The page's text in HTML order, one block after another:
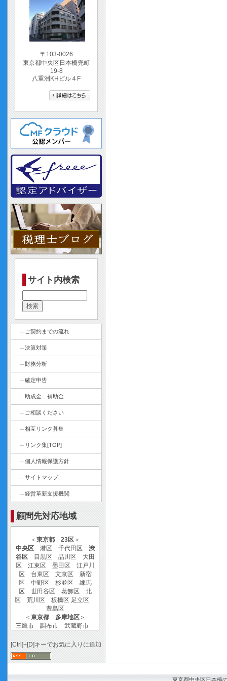
〒103-0026
東京都中央区日本橋兜町
19-8
八重洲KHビル４F
サイト内検索
ご契約までの流れ
決算対策
財務分析
確定申告
助成金 補助金
ご相談ください
相互リンク募集
リンク集[TOP]
個人情報保護方針
サイトマップ
経営革新支援機関
顧問先対応地域
＜ 東京都 23区＞
中央区港区 千代田区 渋
谷区目黒区 品川区 大田
区 江東区 墨田区 江戸川
区 台東区 文京区 新宿
区 中野区 杉並区 練馬
区 世田谷区 葛飾区 北
区 荒川区 板橋区 足立区
豊島区
＜ 東京都 多摩地区＞
三鷹市 調布市 武蔵野市
小平市 清瀬市 東大和市
府中市 国立市 西東京市
武蔵村山市 東久留米市 日
[Ctrl]+[D]キーでお気に入りに追加
東京都中央区日本橋